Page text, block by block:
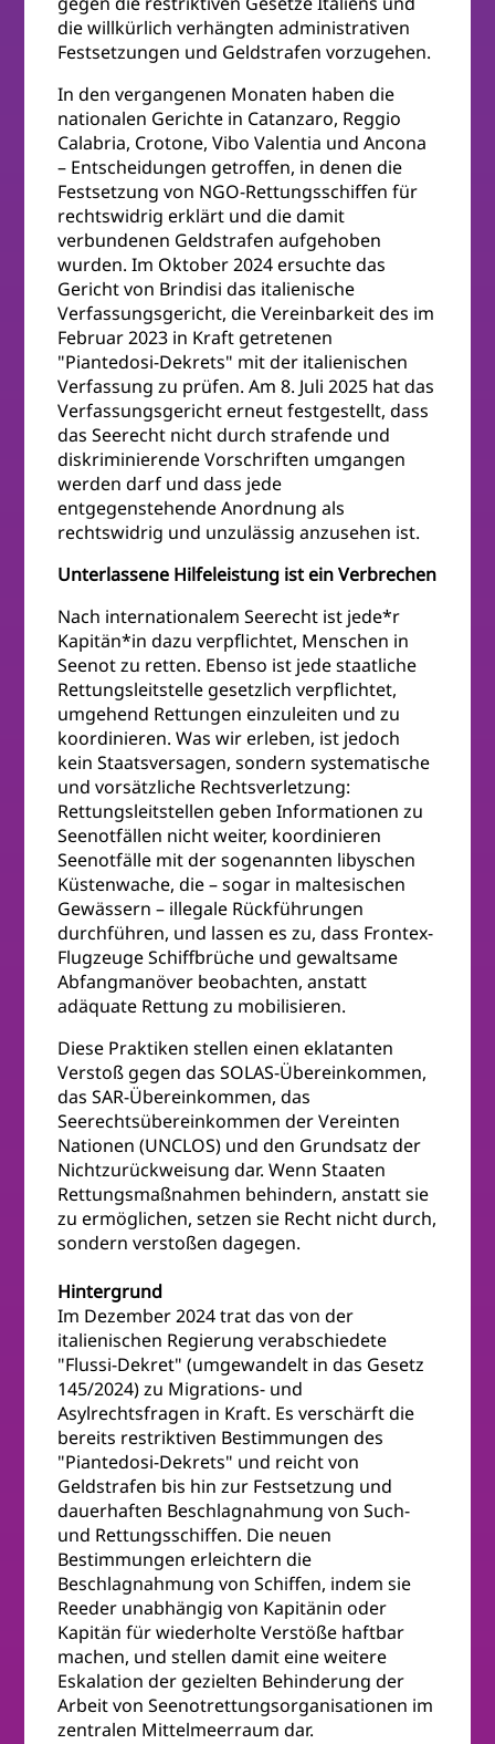
die willkürlich verhängten administrativen
Festsetzungen und Geldstrafen vorzugehen.
In den vergangenen Monaten haben die
nationalen Gerichte in Catanzaro, Reggio
Calabria, Crotone, Vibo Valentia und Ancona
– Entscheidungen getroffen, in denen die
Festsetzung von NGO-Rettungsschiffen für
rechtswidrig erklärt und die damit
verbundenen Geldstrafen aufgehoben
wurden. Im Oktober 2024 ersuchte das
Gericht von Brindisi das italienische
Verfassungsgericht, die Vereinbarkeit des im
Februar 2023 in Kraft getretenen
"Piantedosi-Dekrets" mit der italienischen
Verfassung zu prüfen. Am 8. Juli 2025 hat das
Verfassungsgericht erneut festgestellt, dass
das Seerecht nicht durch strafende und
diskriminierende Vorschriften umgangen
werden darf und dass jede
entgegenstehende Anordnung als
rechtswidrig und unzulässig anzusehen ist.
Unterlassene Hilfeleistung ist ein Verbrechen
Nach internationalem Seerecht ist jede*r
Kapitän*in dazu verpflichtet, Menschen in
Seenot zu retten. Ebenso ist jede staatliche
Rettungsleitstelle gesetzlich verpflichtet,
umgehend Rettungen einzuleiten und zu
koordinieren. Was wir erleben, ist jedoch
kein Staatsversagen, sondern systematische
und vorsätzliche Rechtsverletzung:
Rettungsleitstellen geben Informationen zu
Seenotfällen nicht weiter, koordinieren
Seenotfälle mit der sogenannten libyschen
Küstenwache, die – sogar in maltesischen
Gewässern – illegale Rückführungen
durchführen, und lassen es zu, dass Frontex-
Flugzeuge Schiffbrüche und gewaltsame
Abfangmanöver beobachten, anstatt
adäquate Rettung zu mobilisieren.
Diese Praktiken stellen einen eklatanten
Verstoß gegen das SOLAS-Übereinkommen,
das SAR-Übereinkommen, das
Seerechtsübereinkommen der Vereinten
Nationen (UNCLOS) und den Grundsatz der
Nichtzurückweisung dar. Wenn Staaten
Rettungsmaßnahmen behindern, anstatt sie
zu ermöglichen, setzen sie Recht nicht durch,
sondern verstoßen dagegen.
Hintergrund
Im Dezember 2024 trat das von der
italienischen Regierung verabschiedete
"Flussi-Dekret" (umgewandelt in das Gesetz
145/2024) zu Migrations- und
Asylrechtsfragen in Kraft. Es verschärft die
bereits restriktiven Bestimmungen des
"Piantedosi-Dekrets" und reicht von
Geldstrafen bis hin zur Festsetzung und
dauerhaften Beschlagnahmung von Such-
und Rettungsschiffen. Die neuen
Bestimmungen erleichtern die
Beschlagnahmung von Schiffen, indem sie
Reeder unabhängig von Kapitänin oder
Kapitän für wiederholte Verstöße haftbar
machen, und stellen damit eine weitere
Eskalation der gezielten Behinderung der
Arbeit von Seenotrettungsorganisationen im
zentralen Mittelmeerraum dar.